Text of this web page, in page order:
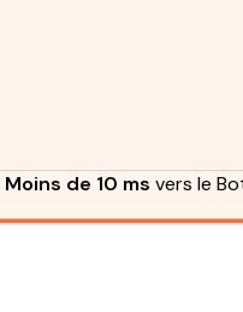
Moins de 10 ms vers le